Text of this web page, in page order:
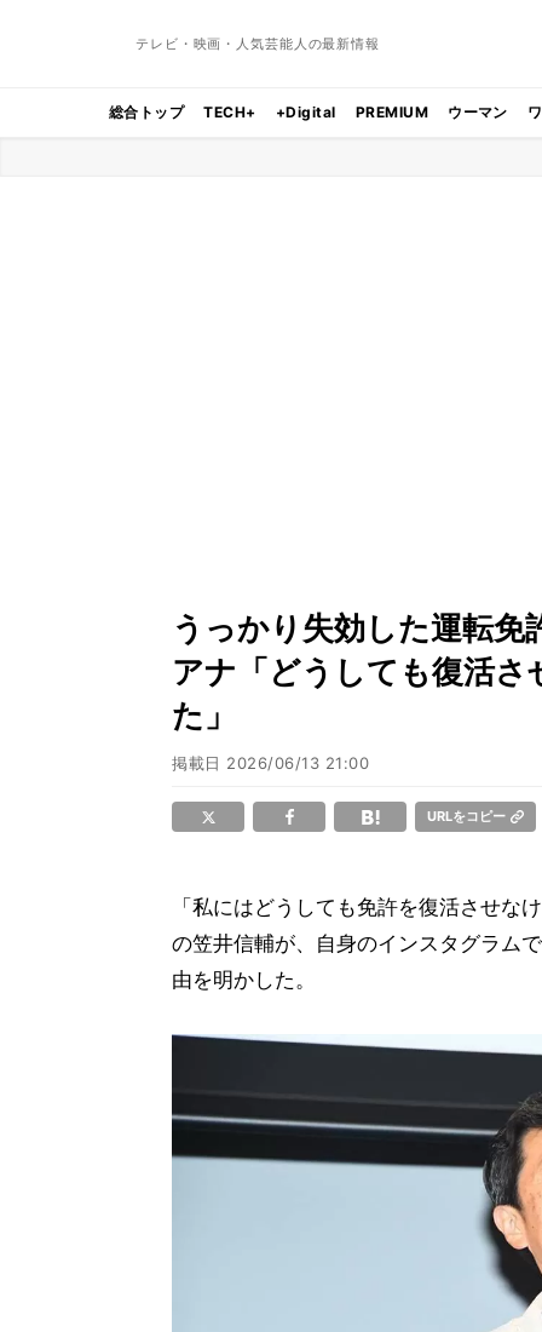
テレビ・映画・人気芸能人の最新情報
総合トップ TECH+ +Digital PREMIUM ウーマン
うっかり失効した運転
アナ「どうしても復活
た」
掲載日 2026/06/13 21:00
URLをコピー
「私にはどうしても免許を復活させな
の笠井信輔が、自身のインスタグラム
由を明かした。